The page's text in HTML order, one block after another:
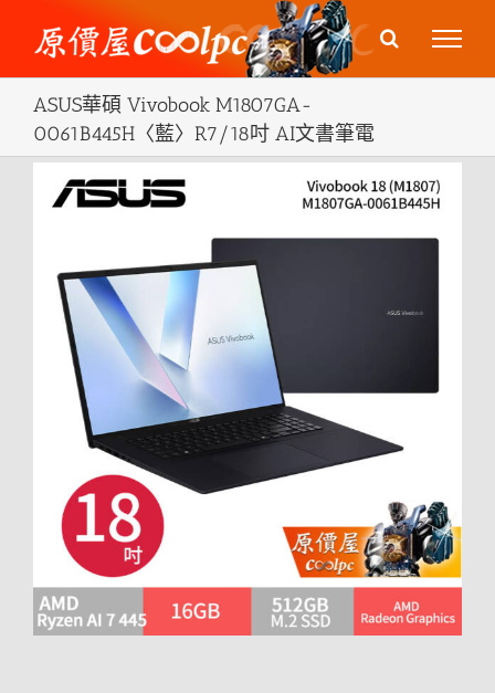
content
ASUS華碩 Vivobook M1807GA-
0061B445H〈藍〉R7/18吋 AI文書筆電
View
Larger